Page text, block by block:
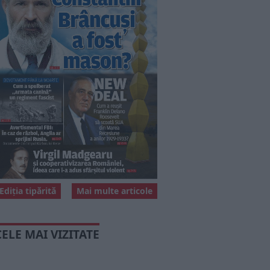
Mai multe articole
Ediția tipărită
MAI VIZITATE